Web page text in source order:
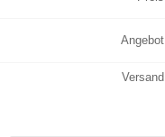
Angebot
Versand